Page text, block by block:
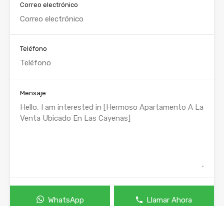
Correo electrónico
Teléfono
Mensaje
WhatsApp Llamar Ahora